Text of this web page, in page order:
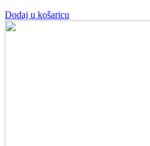
Dodaj u košaricu